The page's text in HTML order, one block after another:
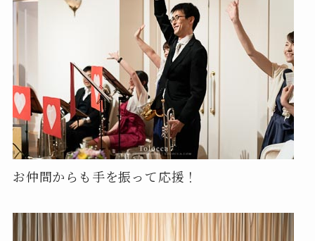
お仲間からも手を振って応援！